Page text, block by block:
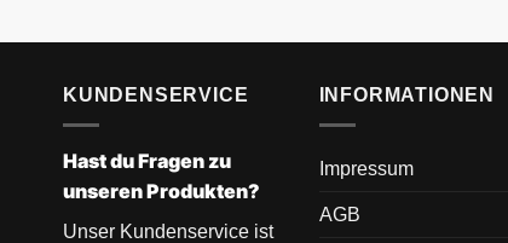
KUNDENSERVICE
Hast du Fragen zu
unseren Produkten?
Unser Kundenservice ist
INFORMATIONEN
Impressum
AGB